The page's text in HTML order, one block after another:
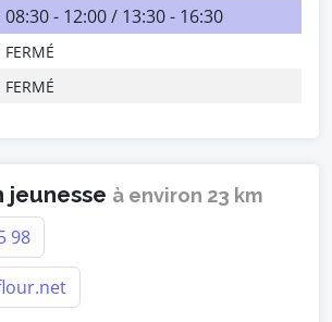
08:30 - 12:00 / 13:30 - 16:30
FERMÉ
FERMÉ
jeunesse à environ 23 km
98